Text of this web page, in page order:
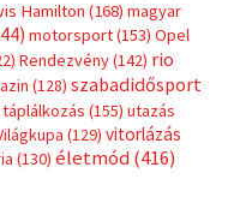
Hamilton (168) magyar
motorsport(153) Opel
Rendezvény(142) rio
(128) szabadidősport
táplálkozás (155) utazás
(129) vitorlázás
(130) életmód(416)